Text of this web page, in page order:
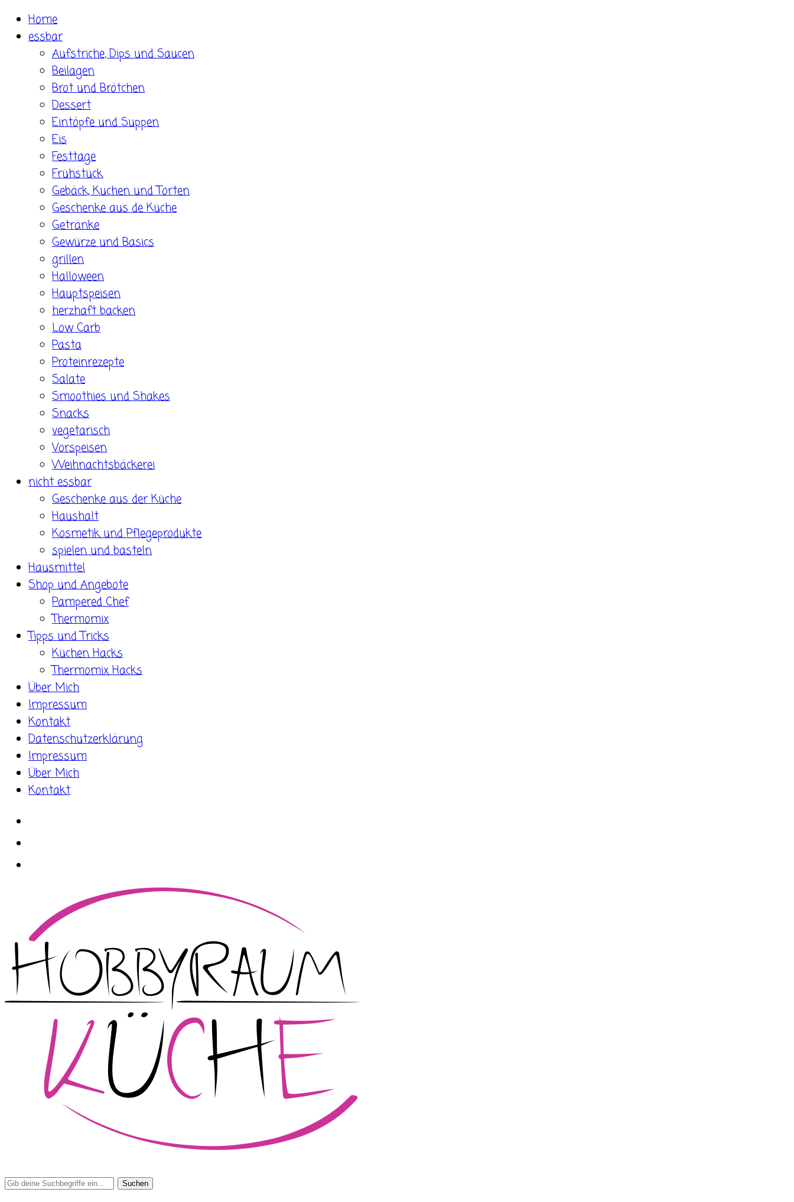
Skip
content
Home
essbar
Aufstriche, Dips und Saucen
Beilagen
Brot und Brötchen
Dessert
Eintöpfe und Suppen
Eis
Festtage
Frühstück
Gebäck, Kuchen und Torten
Geschenke aus de Küche
Getränke
Gewürze und Basics
grillen
Halloween
Hauptspeisen
herzhaft backen
Low Carb
Pasta
Proteinrezepte
Salate
Smoothies und Shakes
Snacks
vegetarisch
Vorspeisen
Weihnachtsbäckerei
nicht essbar
Geschenke aus der Küche
Haushalt
Kosmetik und Pflegeprodukte
spielen und basteln
Hausmittel
Shop und Angebote
Pampered Chef
Thermomix
Tipps und Tricks
Küchen Hacks
Thermomix Hacks
Über Mich
Impressum
Kontakt
Datenschutzerklärung
Impressum
Über Mich
Kontakt
Search